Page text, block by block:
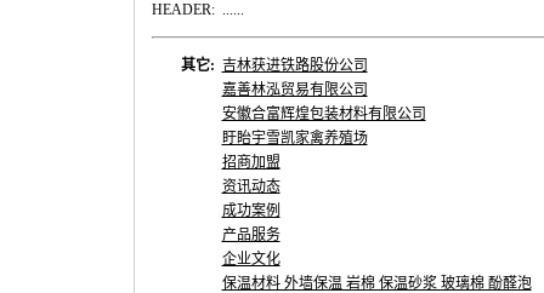
HEADER: ......
其它: 吉林获进铁路股份公司
嘉善林泓贸易有限公司
安徽合富辉煌包装材料有限公司
盱眙宇雪凯家禽养殖场
招商加盟
资讯动态
成功案例
产品服务
企业文化
保温材料 外墙保温 岩棉 保温砂浆 玻璃棉 酚醛泡